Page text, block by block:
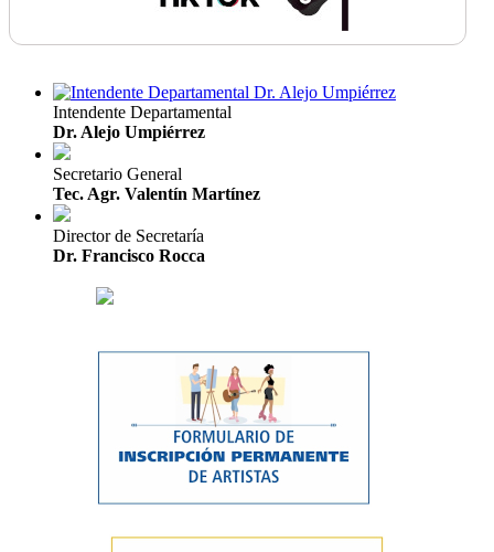
Intendente Departamental
Dr. Alejo Umpiérrez
Secretario General
Tec. Agr. Valentín Martínez
Director de Secretaría
Dr. Francisco Rocca